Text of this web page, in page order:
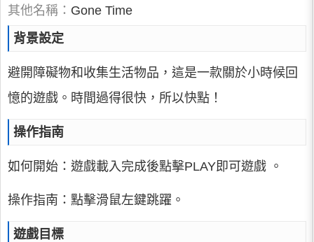
其他名稱： Gone Time
背景設定
避開障礙物和收集生活物品，這是一款關於小時候回
憶的遊戲。時間過得很快，所以快點！
操作指南
如何開始：遊戲載入完成後點擊PLAY即可遊戲 。
操作指南：點擊滑鼠左鍵跳躍。
遊戲目標